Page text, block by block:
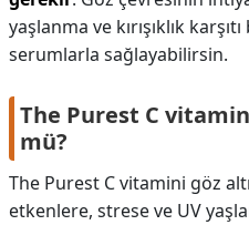
yaşlanma ve kırışıklık
serumlarla sağlayabilirsin.
The Purest C
mü?
The Purest C vitamini göz
etkenlere, strese ve UV